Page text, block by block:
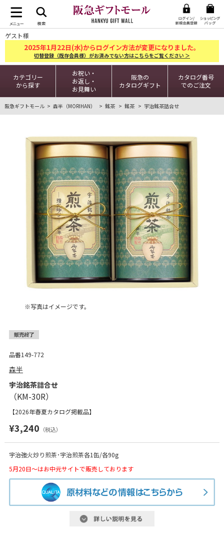
ゲスト様
2025年1月22日(水)からログイン方法が変更になりました。
切替登録（既存会員様）がお済みでない方はこちらをご覧ください ＞
カテゴリー
から探す
お祝い・
お返し・
お見舞い
阪急の
カタログギフト
カタログ番号
でのご注文
阪急ギフトモール 森半（MORIHAN） 銘茶 銘茶 宇治銘茶詰合せ
※写真はイメージです。
品番149-772
森半
宇治銘茶詰合せ
【2026年春夏カタログ掲載品】
¥3,240 （税込）
宇治強火炒り煎茶･宇治煎茶各1缶/各90g
5月20日～はお中元サイトで販売しております